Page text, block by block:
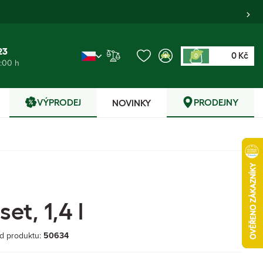
h
0 0 Kč
VÝPRODEJ NOVINKY PRODEJNY
1,4 l
produktu: 50634